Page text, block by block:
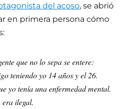
del acoso, se abrió
en primera persona cómo
que no lo sepa se entere:
teniendo yo 14 años y el 26.
yo tenía una enfermedad mental.
ilegal.